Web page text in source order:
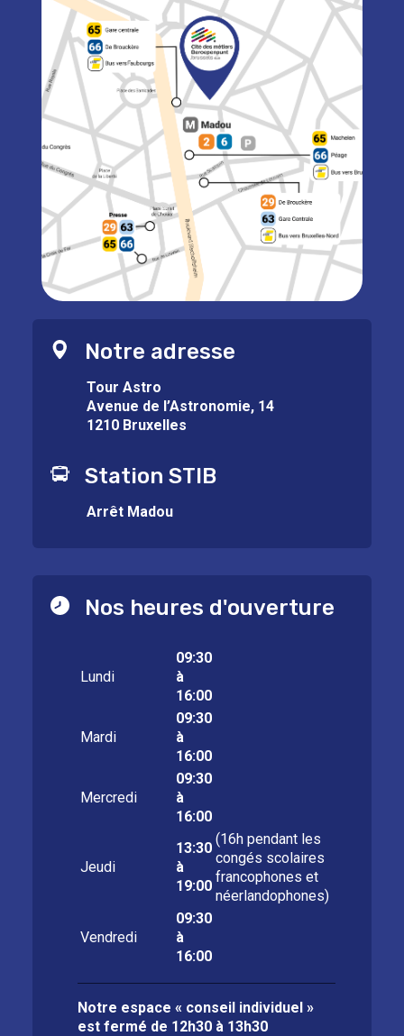
Notre adresse
Tour Astro
Avenue de l’Astronomie, 14
1210 Bruxelles
Station STIB
Arrêt Madou
Nos heures d'ouverture
Lundi
09:30
à
16:00
Mardi
09:30
à
16:00
Mercredi
09:30
à
16:00
Jeudi
13:30
à
19:00
(16h pendant les
congés scolaires
francophones et
néerlandophones)
Vendredi
09:30
à
16:00
Notre espace « conseil individuel »
est fermé de 12h30 à 13h30